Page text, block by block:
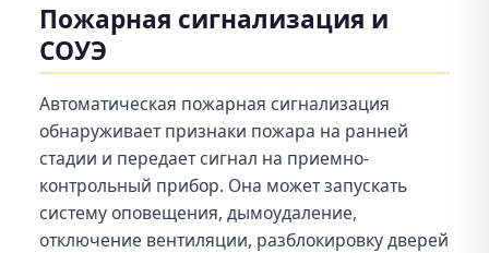
Пожарная сигнализация и
СОУЭ
Автоматическая пожарная сигнализация
обнаруживает признаки пожара на ранней
стадии и передает сигнал на приемно-
контрольный прибор. Она может запускать
систему оповещения, дымоудаление,
отключение вентиляции, разблокировку дверей